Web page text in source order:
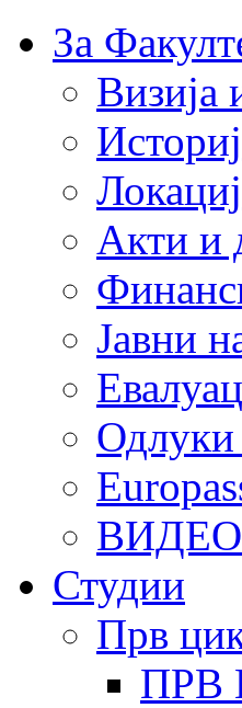
За
Визија
Акти и
Јавни
Одлуки
Студии
Прв
ПРВ